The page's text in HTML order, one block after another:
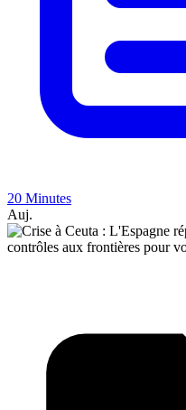
20 Minutes
Auj.